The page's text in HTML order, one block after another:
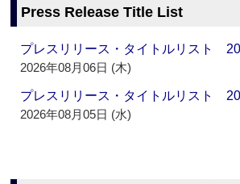
Press Release Title List
プレスリリース・タイトルリスト
2026年08月06日 (木)
プレスリリース・タイトルリスト
2026年08月05日 (水)